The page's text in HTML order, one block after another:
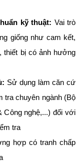
kỹ thuật: Vai trò
giống như cam kết,
thiết bị có ảnh hưởng
Sử dụng làm căn cứ
tra chuyên ngành (Bộ
Công nghệ,...) đối với
tra
hợp có tranh chấp